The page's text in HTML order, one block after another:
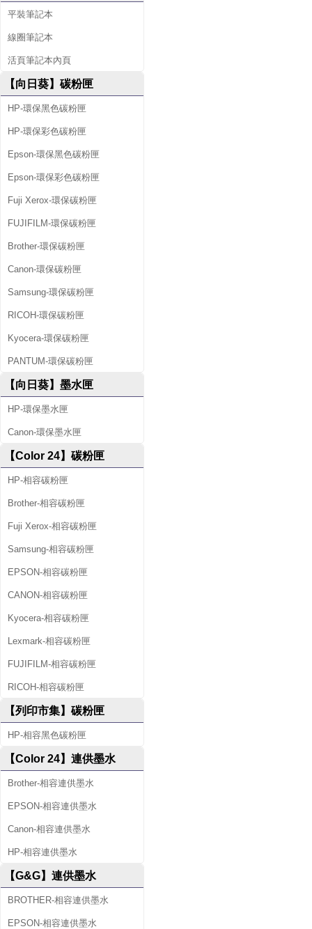
平裝筆記本
線圈筆記本
活頁筆記本內頁
【向日葵】碳粉匣
HP-環保黑色碳粉匣
HP-環保彩色碳粉匣
Epson-環保黑色碳粉匣
Epson-環保彩色碳粉匣
Fuji Xerox-環保碳粉匣
FUJIFILM-環保碳粉匣
Brother-環保碳粉匣
Canon-環保碳粉匣
Samsung-環保碳粉匣
RICOH-環保碳粉匣
Kyocera-環保碳粉匣
PANTUM-環保碳粉匣
【向日葵】墨水匣
HP-環保墨水匣
Canon-環保墨水匣
【Color 24】碳粉匣
HP-相容碳粉匣
Brother-相容碳粉匣
Fuji Xerox-相容碳粉匣
Samsung-相容碳粉匣
EPSON-相容碳粉匣
CANON-相容碳粉匣
Kyocera-相容碳粉匣
Lexmark-相容碳粉匣
FUJIFILM-相容碳粉匣
RICOH-相容碳粉匣
【列印市集】碳粉匣
HP-相容黑色碳粉匣
【Color 24】連供墨水
Brother-相容連供墨水
EPSON-相容連供墨水
Canon-相容連供墨水
HP-相容連供墨水
【G&G】連供墨水
BROTHER-相容連供墨水
EPSON-相容連供墨水